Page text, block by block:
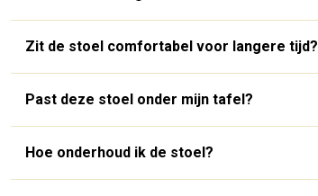
Zit de stoel comfortabel voor langere tijd?
Past deze stoel onder mijn tafel?
Hoe onderhoud ik de stoel?